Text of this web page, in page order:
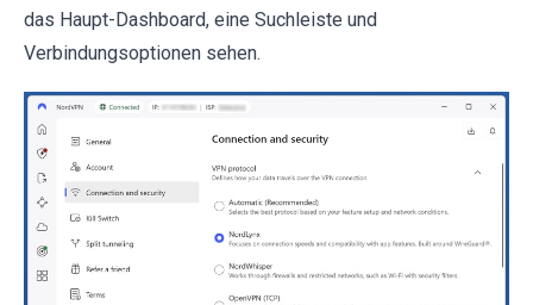
das Haupt-Dashboard, eine Suchleiste und
Verbindungsoptionen sehen.